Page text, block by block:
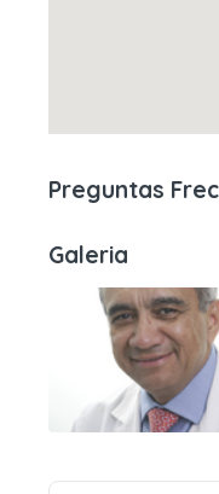
Preguntas
Galeria